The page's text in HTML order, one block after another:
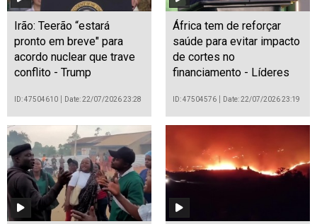
Irão: Teerão “estará
pronto em breve" para
acordo nuclear que trave
conflito - Trump
ID: 47504610 Date: 22/07/2026 23:28
África tem de reforçar
saúde para evitar impacto
de cortes no
financiamento - Líderes
ID: 47504576 Date: 22/07/2026 23:19